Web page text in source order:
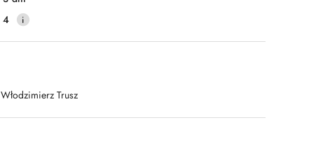
4
Włodzimierz Trusz